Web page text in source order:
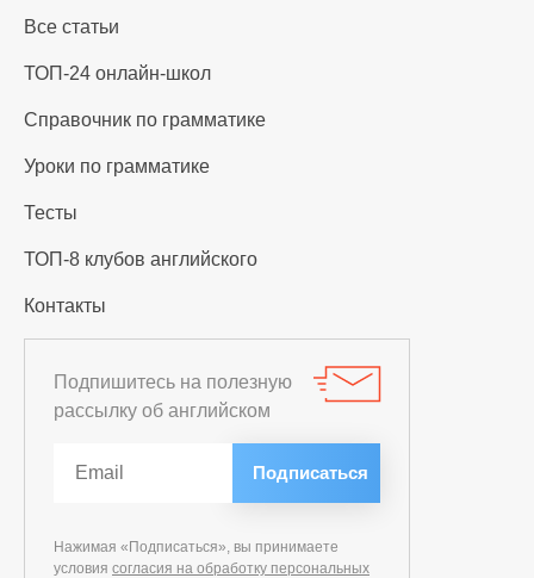
Все статьи
ТОП-24 онлайн-школ
Справочник по грамматике
Уроки по грамматике
Тесты
ТОП-8 клубов английского
Контакты
Подпишитесь на полезную
рассылку об английском
Нажимая «Подписаться», вы принимаете
условия согласия на обработку персональных